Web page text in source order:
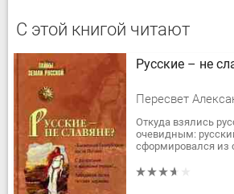
С этой книгой читают
Русские – не
Пересвет
Откуда взялись
очевидным:
сформировался из
древних и